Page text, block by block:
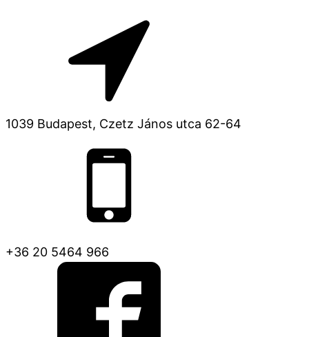
1039 Budapest, Czetz János utca 62-64
+36 20 5464 966